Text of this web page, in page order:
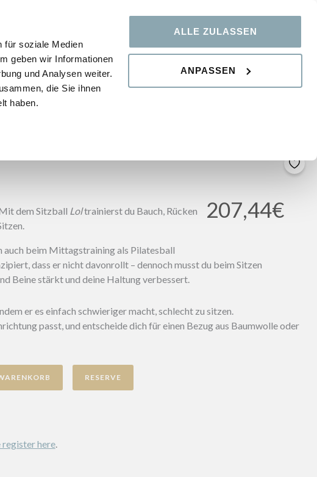
für soziale Medien
geben wir Informationen
und Analysen weiter.
die Sie ihnen
haben.
ALLE ZULASSEN
ANPASSEN
WISSENSDATENBANK
207,44€
dem Sitzball Loltrainierst du Bauch, Rücken
auch beim Mittagstraining als Pilatesball
dass er nicht davonrollt – dennoch musst du beim Sitzen
Beine stärkt und deine Haltung verbessert.
er es einfach schwieriger macht, schlecht zu sitzen.
passt, und entscheide dich für einen Bezug aus Baumwolle oder
register here.